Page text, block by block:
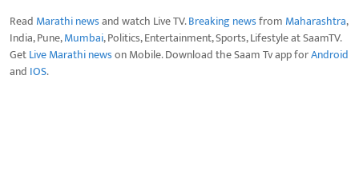
Read Marathi newsand watch Live TV.Breaking newsfrom Maharashtra,
India, Pune,Mumbai, Politics, Entertainment, Sports, Lifestyle at SaamTV.
GetLive Marathi newson Mobile. Download the Saam Tv app forAndroid
and IOS.